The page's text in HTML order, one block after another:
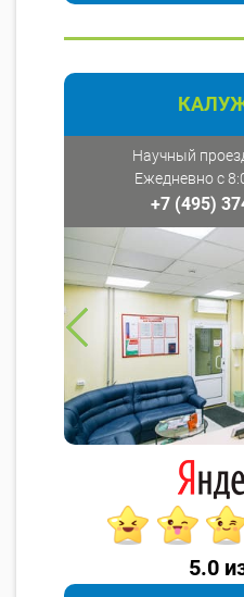
Научный
Ежедневно с
+7 (495)
5.0